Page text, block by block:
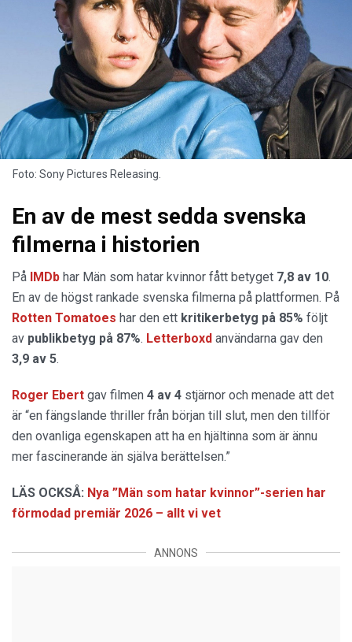
Foto: Sony Pictures Releasing.
En av de mest sedda svenska
filmerna i historien
På IMDb har Män som hatar kvinnor fått betyget 7,8 av 10.
En av de högst rankade svenska filmerna på plattformen. På
Rotten Tomatoes har den ett kritikerbetyg på 85% följt
av publikbetyg på 87%. Letterboxd användarna gav den
3,9 av 5.
Roger Ebert gav filmen 4 av 4 stjärnor och menade att det
är “en fängslande thriller från början till slut, men den tillför
den ovanliga egenskapen att ha en hjältinna som är ännu
mer fascinerande än själva berättelsen.”
LÄS OCKSÅ: Nya ”Män som hatar kvinnor”-serien har
förmodad premiär 2026 – allt vi vet
ANNONS